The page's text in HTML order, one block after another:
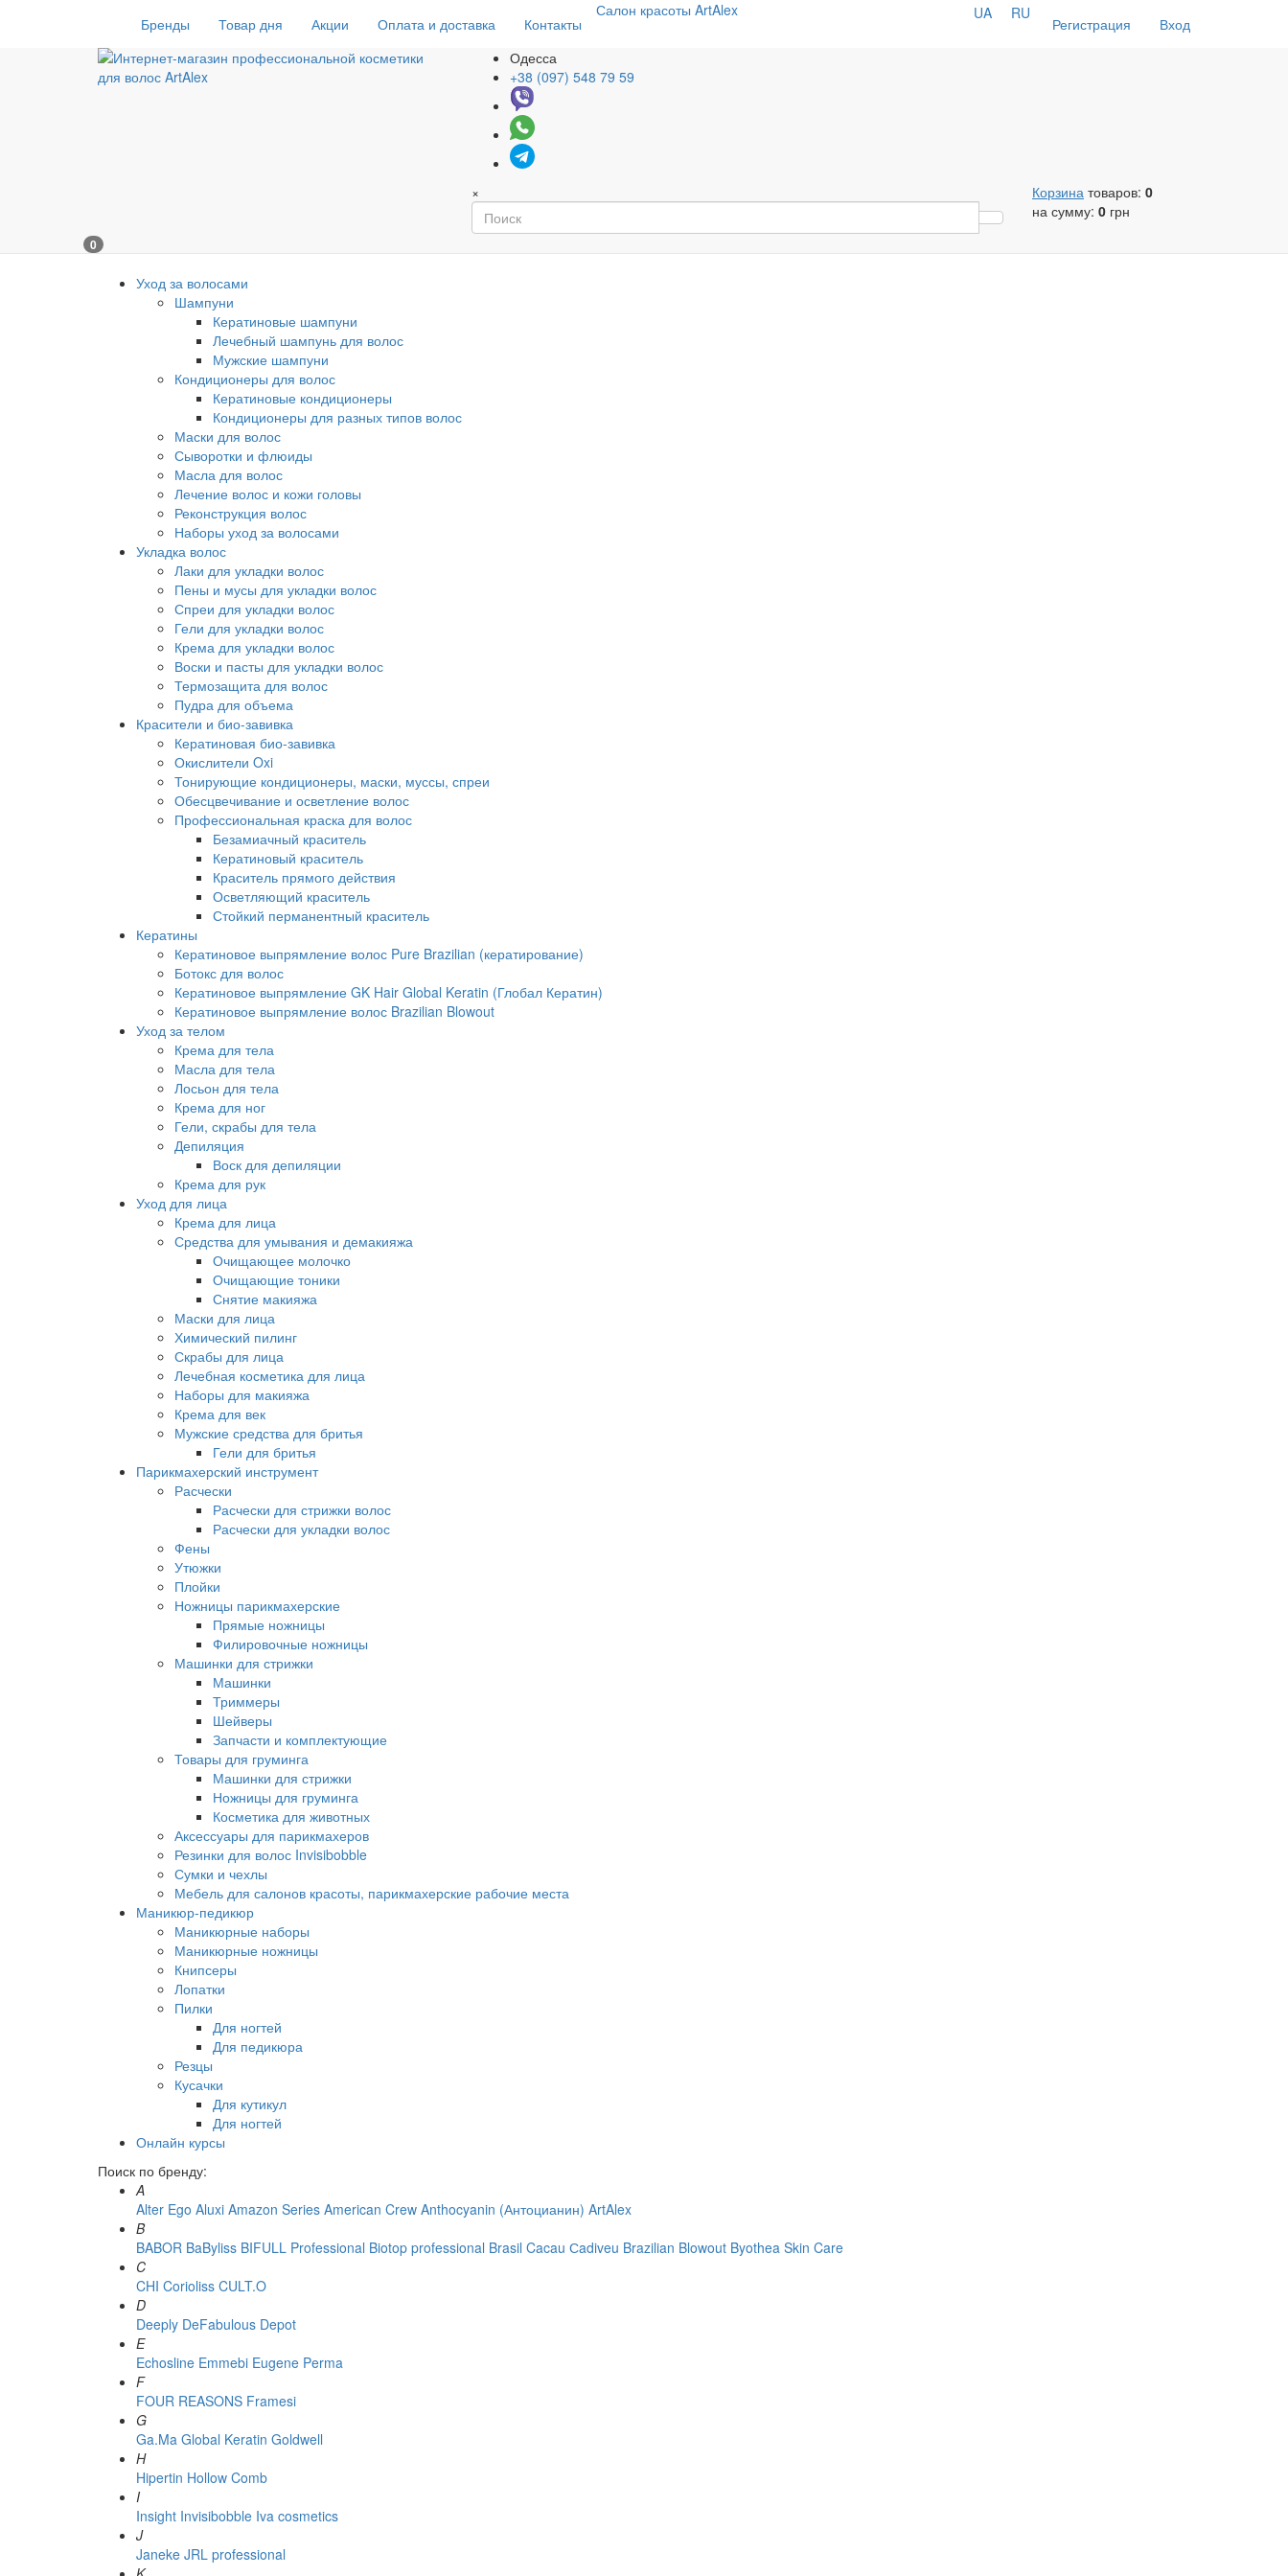
Бренды Товар дня Акции Оплата и доставка Контакты
Салон красоты ArtAlex
Регистрация Вход
UA RU
Одесса
+38 (097) 548 79 59
× Корзина товаров: 0
на сумму: 0 грн
0
Уход за волосами
Шампуни
Кератиновые шампуни
Лечебный шампунь для волос
Мужские шампуни
Кондиционеры для волос
Кератиновые кондиционеры
Кондиционеры для разных типов волос
Маски для волос
Сыворотки и флюиды
Масла для волос
Лечение волос и кожи головы
Реконструкция волос
Наборы уход за волосами
Укладка волос
Лаки для укладки волос
Пены и мусы для укладки волос
Спреи для укладки волос
Гели для укладки волос
Крема для укладки волос
Воски и пасты для укладки волос
Термозащита для волос
Пудра для объема
Красители и био-завивка
Кератиновая био-завивка
Окислители Oxi
Тонирующие кондиционеры, маски, муссы, спреи
Обесцвечивание и осветление волос
Профессиональная краска для волос
Безамиачный краситель
Кератиновый краситель
Краситель прямого действия
Осветляющий краситель
Стойкий перманентный краситель
Кератины
Кератиновое выпрямление волос Pure Brazilian (кератирование)
Ботокс для волос
Кератиновое выпрямление GK Hair Global Keratin (Глобал Кератин)
Кератиновое выпрямление волос Brazilian Blowout
Уход за телом
Крема для тела
Масла для тела
Лосьон для тела
Крема для ног
Гели, скрабы для тела
Депиляция
Воск для депиляции
Крема для рук
Уход для лица
Крема для лица
Средства для умывания и демакияжа
Очищающее молочко
Очищающие тоники
Снятие макияжа
Маски для лица
Химический пилинг
Скрабы для лица
Лечебная косметика для лица
Наборы для макияжа
Крема для век
Мужские средства для бритья
Гели для бритья
Парикмахерский инструмент
Расчески
Расчески для стрижки волос
Расчески для укладки волос
Фены
Утюжки
Плойки
Ножницы парикмахерские
Прямые ножницы
Филировочные ножницы
Машинки для стрижки
Машинки
Триммеры
Шейверы
Запчасти и комплектующие
Товары для груминга
Машинки для стрижки
Ножницы для груминга
Косметика для животных
Аксессуары для парикмахеров
Резинки для волос Invisibobble
Сумки и чехлы
Мебель для салонов красоты, парикмахерские рабочие места
Маникюр-педикюр
Маникюрные наборы
Маникюрные ножницы
Книпсеры
Лопатки
Пилки
Для ногтей
Для педикюра
Резцы
Кусачки
Для кутикул
Для ногтей
Онлайн курсы
Поиск по бренду:
A
Alter Ego Aluxi Amazon Series American Crew Anthocyanin (Антоцианин) ArtAlex
B
BABOR BaByliss BIFULL Professional Biotop professional Brasil Cacau Сadiveu Brazilian Blowout Byothea Skin Care
C
CHI Corioliss CULT.O
D
Deeply DeFabulous Depot
E
Echosline Emmebi Eugene Perma
F
FOUR REASONS Framesi
G
Ga.Ma Global Keratin Goldwell
H
Hipertin Hollow Comb
I
Insight Invisibobble Iva cosmetics
J
Janeke JRL professional